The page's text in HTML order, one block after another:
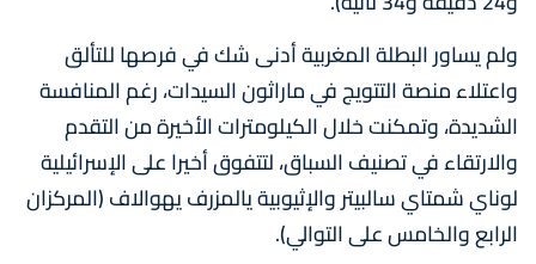
ولم يساور البطلة المغربية أدنى شك في فرصها للتألق
واعتلاء منصة التتويج في ماراثون السيدات، رغم المنافسة
الشديدة، وتمكنت خلال الكيلومترات الأخيرة من التقدم
والارتقاء في تصنيف السباق، لتتفوق أخيرا على الإسرائيلية
لوناي شمتاي سالبيتر والإثيوبية يالمزرف يهوالاف (المركزان
الرابع والخامس على التوالي).